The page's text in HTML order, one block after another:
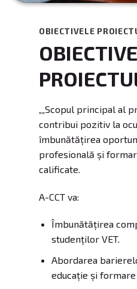
OBIECTIVELE
„„Scopul principal al
contribui pozitiv la
îmbunătățirea
profesională și
calificate.
A-CCT va:
Îmbunătățirea
studenților VET.
Abordarea
educație și